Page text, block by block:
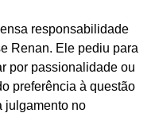
responsabilidade
Renan. Ele pediu para
por passionalidade ou
preferência à questão
julgamento no